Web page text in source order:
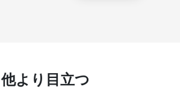
他より目立つ